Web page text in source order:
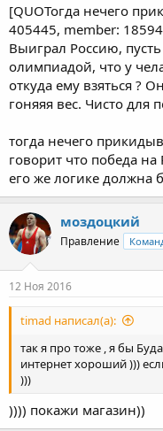
[QUOТогда нечего
405445, member:
Выиграл Россию,
олимпиадой, что у
откуда ему взяться ?
гоняяя вес. Чисто для
тогда нечего
говорит что победа
его же логике должна
моздоцкий
Правление
12 Ноя 2016
timad написал(а):
так я про тоже , я бы
интернет хороший )))
)))
)))) покажи магазин))